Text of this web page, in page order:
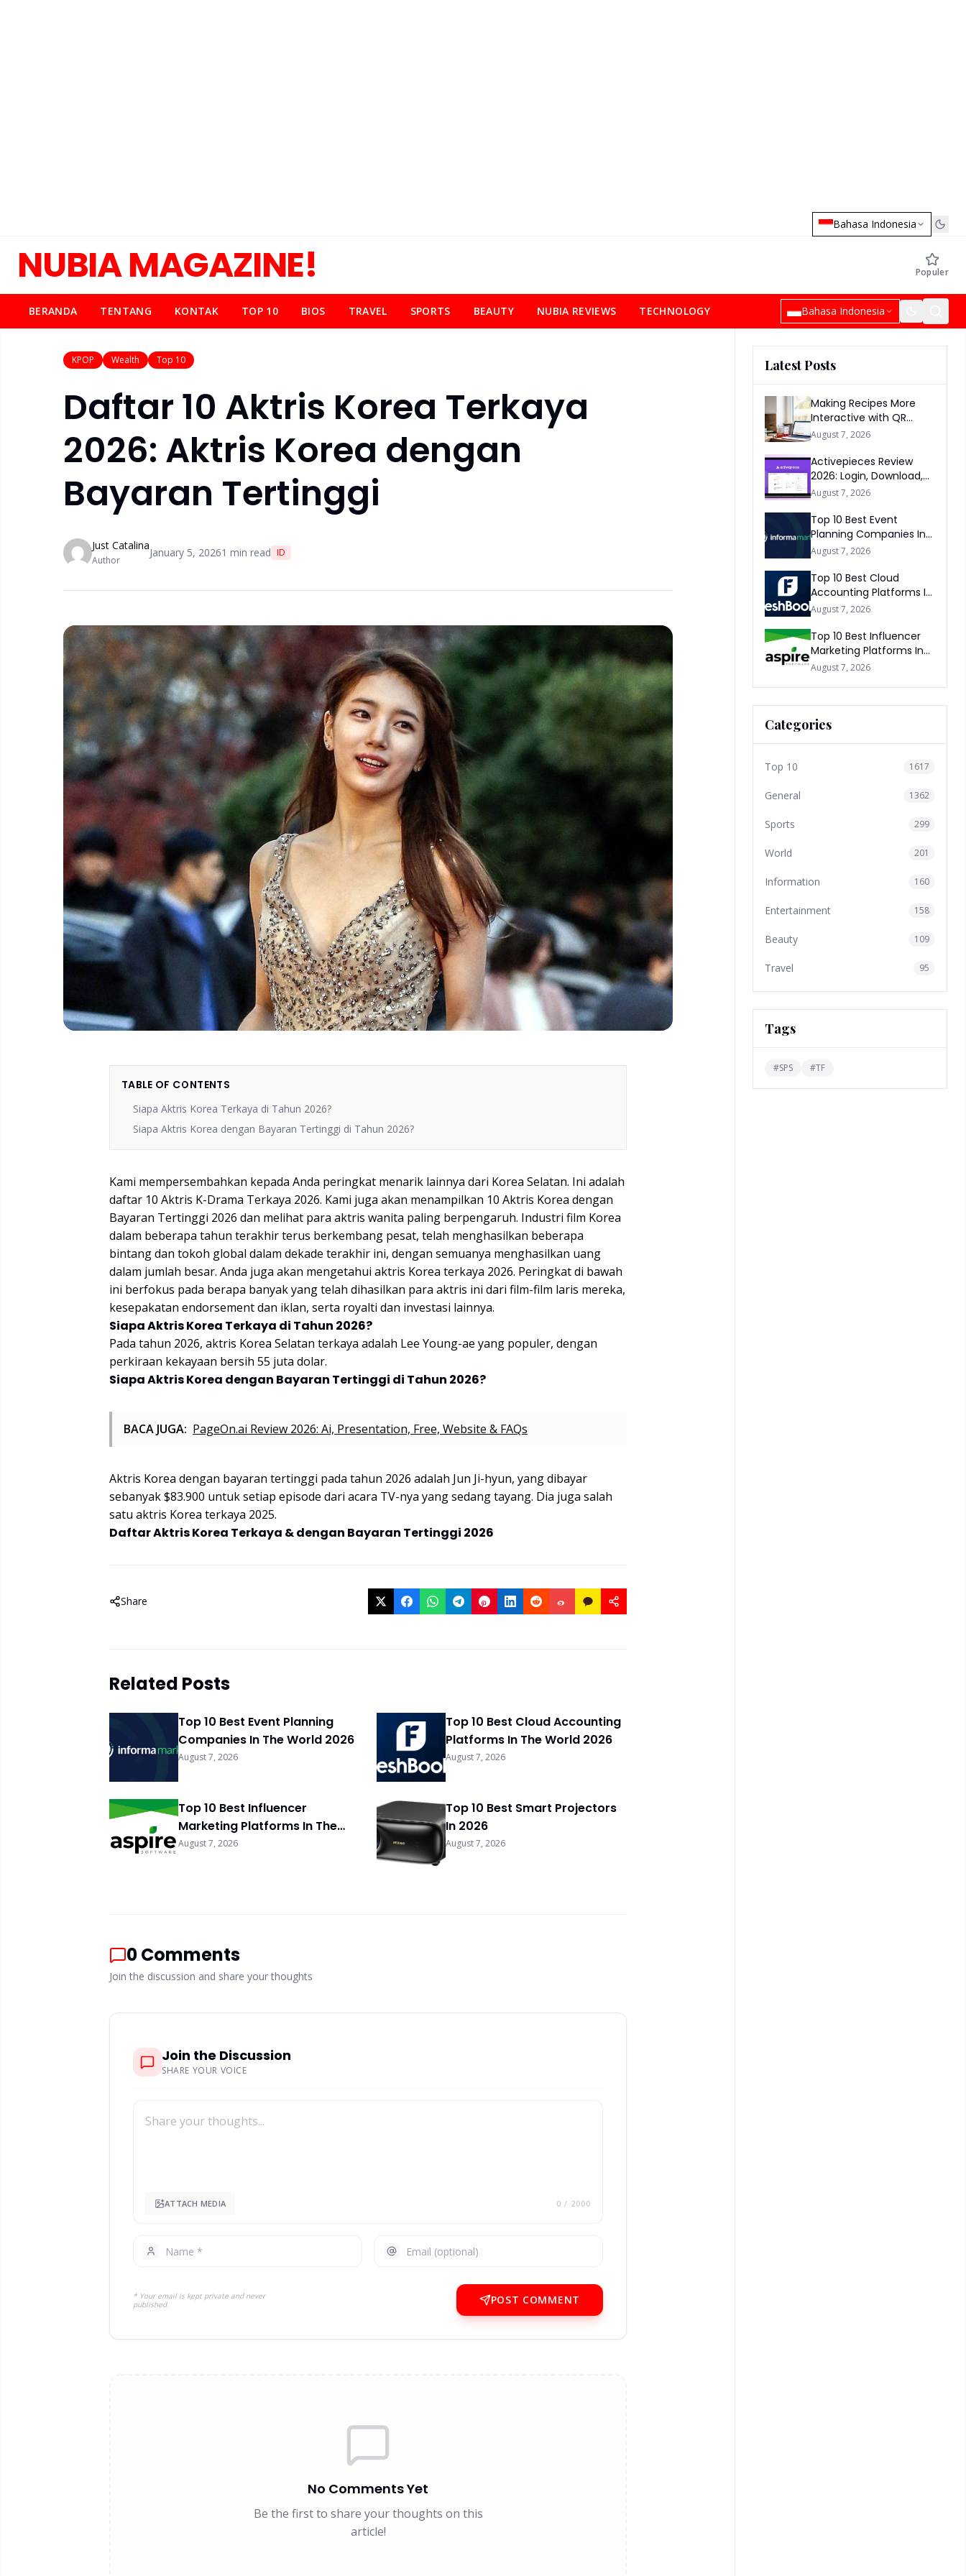
Bahasa Indonesia
NUBIA MAGAZINE! Populer
BERANDA TENTANG KONTAK TOP 10 BIOS TRAVEL SPORTS BEAUTY NUBIA REVIEWS TECHNOLOGY Bahasa Indonesia
KPOP Wealth Top 10
Daftar 10 Aktris Korea Terkaya
2026: Aktris Korea dengan
Bayaran Tertinggi
Just Catalina
Author
January 5, 20261 min read ID
TABLE OF CONTENTS
Siapa Aktris Korea Terkaya di Tahun 2026?
Siapa Aktris Korea dengan Bayaran Tertinggi di Tahun 2026?
Kami mempersembahkan kepada Anda peringkat menarik lainnya dari Korea Selatan. Ini adalah
daftar 10 Aktris K-Drama Terkaya 2026. Kami juga akan menampilkan 10 Aktris Korea dengan
Bayaran Tertinggi 2026 dan melihat para aktris wanita paling berpengaruh. Industri film Korea
dalam beberapa tahun terakhir terus berkembang pesat, telah menghasilkan beberapa
bintang dan tokoh global dalam dekade terakhir ini, dengan semuanya menghasilkan uang
dalam jumlah besar. Anda juga akan mengetahui aktris Korea terkaya 2026. Peringkat di bawah
ini berfokus pada berapa banyak yang telah dihasilkan para aktris ini dari film-film laris mereka,
kesepakatan endorsement dan iklan, serta royalti dan investasi lainnya.
Siapa Aktris Korea Terkaya di Tahun 2026?
Pada tahun 2026, aktris Korea Selatan terkaya adalah Lee Young-ae yang populer, dengan
perkiraan kekayaan bersih 55 juta dolar.
Siapa Aktris Korea dengan Bayaran Tertinggi di Tahun 2026?
BACA JUGA: PageOn.ai Review 2026: Ai, Presentation, Free, Website & FAQs
Aktris Korea dengan bayaran tertinggi pada tahun 2026 adalah Jun Ji-hyun, yang dibayar
sebanyak $83.900 untuk setiap episode dari acara TV-nya yang sedang tayang. Dia juga salah
satu aktris Korea terkaya 2025.
Daftar Aktris Korea Terkaya & dengan Bayaran Tertinggi 2026
Share
Related Posts
Top 10 Best Event Planning
Companies In The World 2026
August 7, 2026
Top 10 Best Cloud Accounting
Platforms In The World 2026
August 7, 2026
Top 10 Best Influencer
Marketing Platforms In The
World 2026
August 7, 2026
Top 10 Best Smart Projectors
In 2026
August 7, 2026
0Comments
Join the discussion and share your thoughts
Join the Discussion
SHARE YOUR VOICE
ATTACH MEDIA 0 / 2000
* Your email is kept private and never
published.
POST COMMENT
No Comments Yet
Be the first to share your thoughts on this
article!
Latest Posts
Making Recipes More
Interactive with QR
Codes
August 7, 2026
Activepieces Review
2026: Login, Download,
AI, Pricing, Automation &
August 7, 2026
Top 10 Best Event
Planning Companies In
The World 2026
August 7, 2026
Top 10 Best Cloud
Accounting Platforms In
The World 2026
August 7, 2026
Top 10 Best Influencer
Marketing Platforms In
The World 2026
August 7, 2026
Categories
Top 10 1617
General 1362
Sports 299
World 201
Information 160
Entertainment 158
Beauty 109
Travel 95
Tags
#SPS #TF